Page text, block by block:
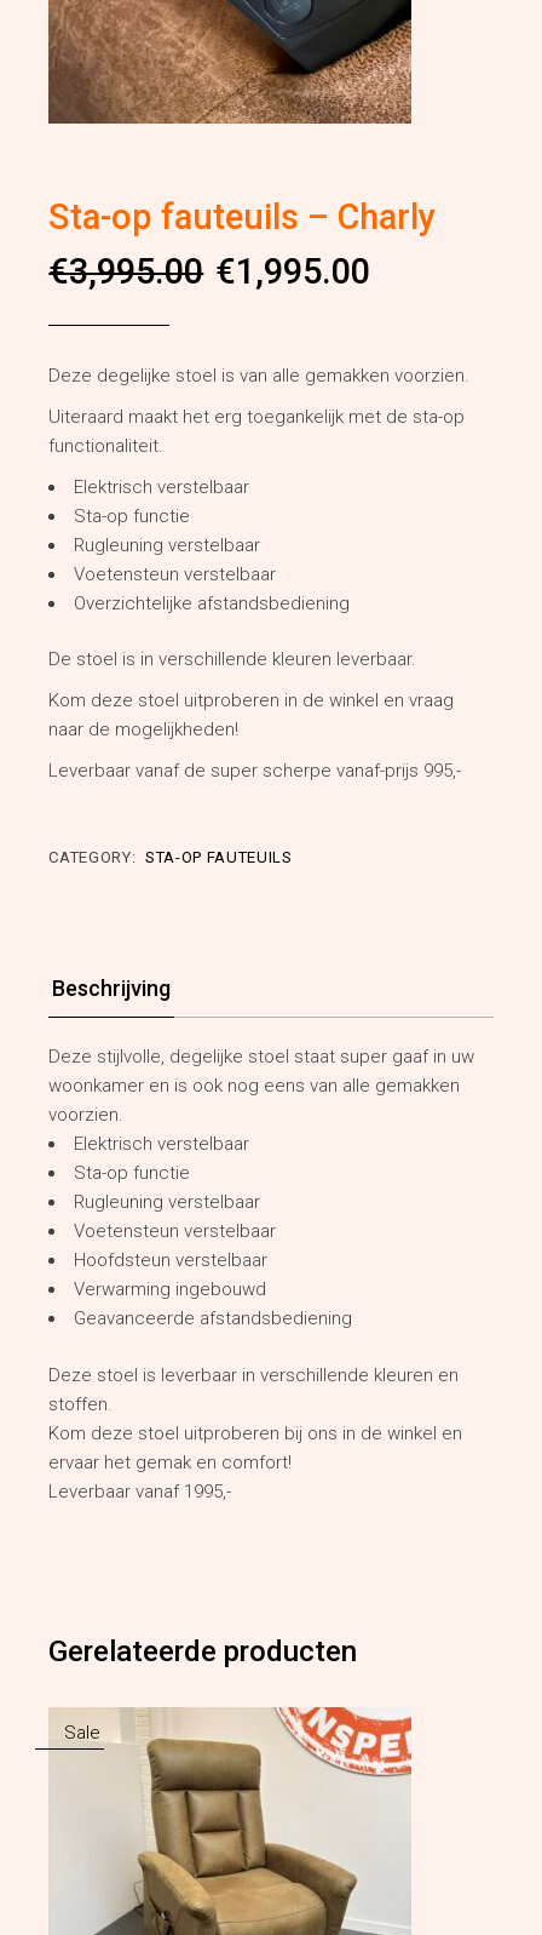
Sta-op fauteuils – Charly
€3,995.00
Oorspronkelijke
prijs
was:
€3,995.00.
€1,995.00
Huidige
prijs
is:
€1,995.00.
Deze degelijke stoel is van alle gemakken voorzien.
Uiteraard maakt het erg toegankelijk met de sta-op
functionaliteit.
Elektrisch verstelbaar
Sta-op functie
Rugleuning verstelbaar
Voetensteun verstelbaar
Overzichtelijke afstandsbediening
De stoel is in verschillende kleuren leverbaar.
Kom deze stoel uitproberen in de winkel en vraag
naar de mogelijkheden!
Leverbaar vanaf de super scherpe vanaf-prijs 995,-
CATEGORY: STA-OP FAUTEUILS
Beschrijving
Deze stijlvolle, degelijke stoel staat super gaaf in uw
woonkamer en is ook nog eens van alle gemakken
voorzien.
Elektrisch verstelbaar
Sta-op functie
Rugleuning verstelbaar
Voetensteun verstelbaar
Hoofdsteun verstelbaar
Verwarming ingebouwd
Geavanceerde afstandsbediening
Deze stoel is leverbaar in verschillende kleuren en
stoffen.
Kom deze stoel uitproberen bij ons in de winkel en
ervaar het gemak en comfort!
Leverbaar vanaf 1995,-
Gerelateerde producten
Sale